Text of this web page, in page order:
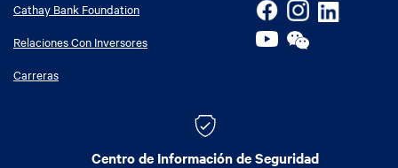
Cathay Bank Foundation
Relaciones Con Inversores
Carreras
Centro de Información de Seguridad